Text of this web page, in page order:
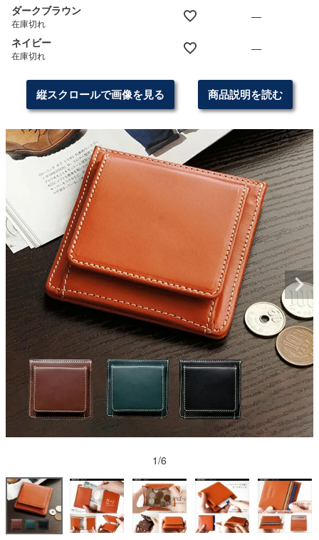
ダークブラウン
在庫切れ
—
ネイビー
在庫切れ —
縦スクロールで画像を見る 商品説明を読む
1/6